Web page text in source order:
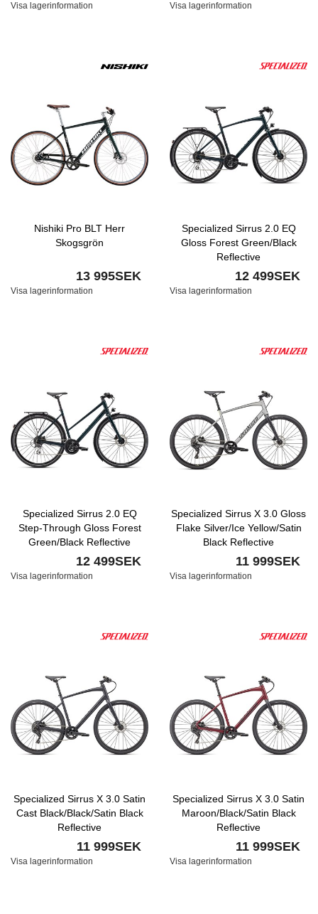
Visa lagerinformation Visa lagerinformation
Nishiki Pro BLT Herr
Skogsgrön
13 995SEK
Visa lagerinformation
Specialized Sirrus 2.0 EQ
Gloss Forest Green/Black
Reflective
12 499SEK
Visa lagerinformation
Specialized Sirrus 2.0 EQ
Step-Through Gloss Forest
Green/Black Reflective
12 499SEK
Visa lagerinformation
Specialized Sirrus X 3.0 Gloss
Flake Silver/Ice Yellow/Satin
Black Reflective
11 999SEK
Visa lagerinformation
Specialized Sirrus X 3.0 Satin
Cast Black/Black/Satin Black
Reflective
11 999SEK
Visa lagerinformation
Specialized Sirrus X 3.0 Satin
Maroon/Black/Satin Black
Reflective
11 999SEK
Visa lagerinformation